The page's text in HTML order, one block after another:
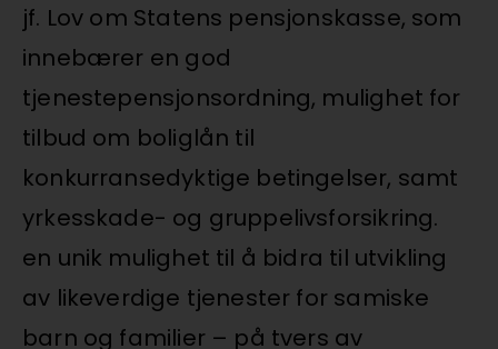
jf. Lov om Statens pensjonskasse, som
innebærer en god
tjenestepensjonsordning, mulighet for
tilbud om boliglån til
konkurransedyktige betingelser, samt
yrkesskade- og gruppelivsforsikring.
en unik mulighet til å bidra til utvikling
av likeverdige tjenester for samiske
barn og familier – på tvers av